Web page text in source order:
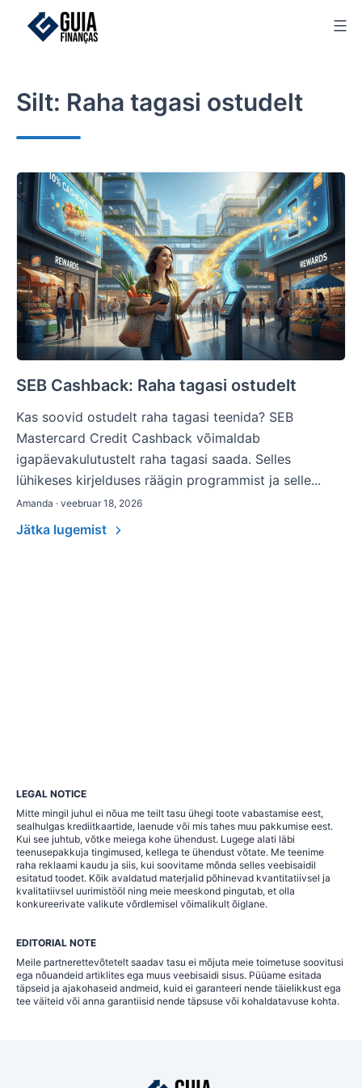
Silt: Raha tagasi ostudelt
SEB Cashback: Raha tagasi ostudelt
Kas soovid ostudelt raha tagasi teenida? SEB
Mastercard Credit Cashback võimaldab
igapäevakulutustelt raha tagasi saada. Selles
lühikeses kirjelduses räägin programmist ja selle...
Amanda · veebruar 18, 2026
Jätka lugemist
LEGAL NOTICE
Mitte mingil juhul ei nõua me teilt tasu ühegi toote vabastamise eest,
sealhulgas krediitkaartide, laenude või mis tahes muu pakkumise eest.
Kui see juhtub, võtke meiega kohe ühendust. Lugege alati läbi
teenusepakkuja tingimused, kellega te ühendust võtate. Me teenime
raha reklaami kaudu ja siis, kui soovitame mõnda selles veebisaidil
esitatud toodet. Kõik avaldatud materjalid põhinevad kvantitatiivsel ja
kvalitatiivsel uurimistööl ning meie meeskond pingutab, et olla
konkureerivate valikute võrdlemisel võimalikult õiglane.
EDITORIAL NOTE
Meile partnerettevõtetelt saadav tasu ei mõjuta meie toimetuse soovitusi
ega nõuandeid artiklites ega muus veebisaidi sisus. Püüame esitada
täpseid ja ajakohaseid andmeid, kuid ei garanteeri nende täielikkust ega
tee väiteid või anna garantiisid nende täpsuse või kohaldatavuse kohta.